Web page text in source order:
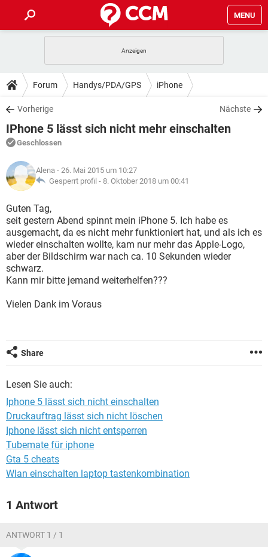
MENU
ANDROID IOS
WINDOWS 10
WHATSAPP TIKTOK
FACEBOOK
TIPPS & TRICKS
SPIELE STREAMING
WINDOWS 10
WHATSAPP
FACEBOOK HARDWARE
DOWNLOADS
SPIELE STREAMING
ANDROID
WINDOWS 10
WHATSAPP
FACEBOOK
FORUM
SPIELE
ANDROID IOS
WHATSAPP TIKTOK
FACEBOOK HARDWARE
LEXIKON
SPIELE
ANDROID
WINDOWS 10 INSTAGRAM
WHATSAPP TIKTOK
FACEBOOK
Forum Handys/PDA/GPS iPhone
Vorherige Nächste
IPhone 5 lässt sich nicht mehr einschalten
Geschlossen
Alena - 26. Mai 2015 um 10:27
Gesperrt profil - 8. Oktober 2018 um 00:41
Guten Tag,
seit gestern Abend spinnt mein iPhone 5. Ich habe es
ausgemacht, da es nicht mehr funktioniert hat, und als ich es
wieder einschalten wollte, kam nur mehr das Apple-Logo,
aber der Bildschirm war nach ca. 10 Sekunden wieder
schwarz.
Kann mir bitte jemand weiterhelfen???
Vielen Dank im Voraus
Share
Lesen Sie auch:
Iphone 5 lässt sich nicht einschalten
Druckauftrag lässt sich nicht löschen
Iphone lässt sich nicht entsperren
Tubemate für iphone
Gta 5 cheats
Wlan einschalten laptop tastenkombination
1 Antwort
ANTWORT 1 / 1